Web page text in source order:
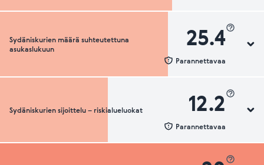
Sydänturvallisuuden luokka
Sydäniskurien määrä suhteutettuna
asukaslukuun
25.4
Parannettavaa
Sydäniskurien määrä suhteutettuna asukaslukuun
Sydäniskurien sijoittelu – riskialueluokat 12.2
Parannettavaa